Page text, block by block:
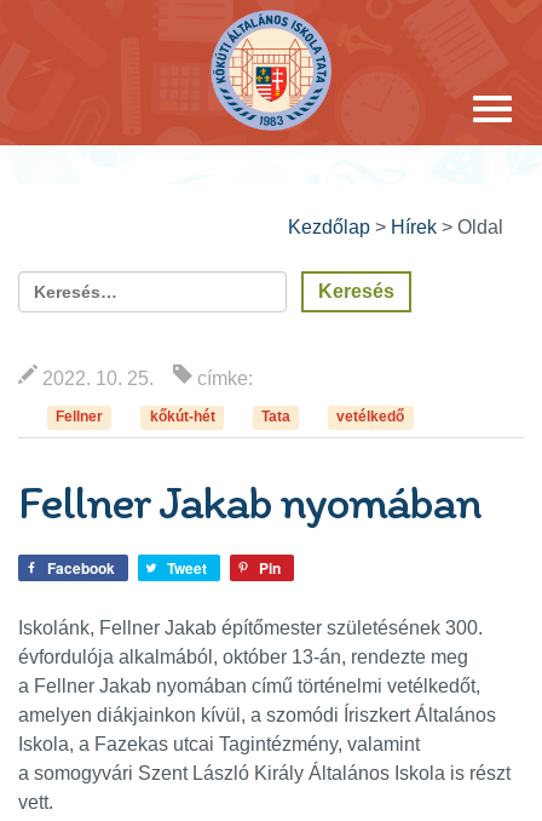
Kezdőlap > Hírek > Oldal
2022. 10. 25. címke:
Fellner kőkút-hét Tata vetélkedő
Fellner Jakab nyomában
Facebook Tweet Pin
Iskolánk, Fellner Jakab építőmester születésének 300.
évfordulója alkalmából, október 13-án, rendezte meg
a Fellner Jakab nyomában című történelmi vetélkedőt,
amelyen diákjainkon kívül, a szomódi Íriszkert Általános
Iskola, a Fazekas utcai Tagintézmény, valamint
a somogyvári Szent László Király Általános Iskola is részt
vett.